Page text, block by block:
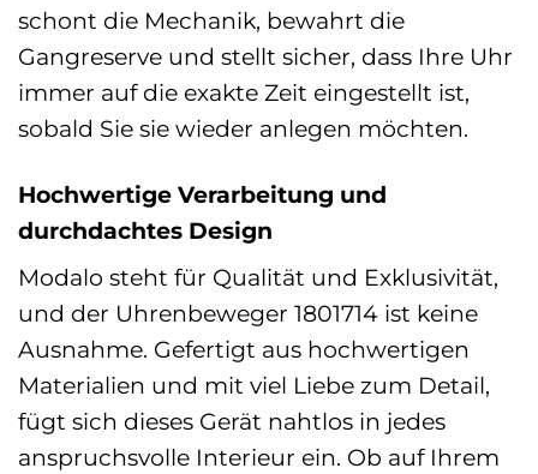
schont die Mechanik, bewahrt die
Gangreserve und stellt sicher, dass Ihre Uhr
immer auf die exakte Zeit eingestellt ist,
sobald Sie sie wieder anlegen möchten.
Hochwertige Verarbeitung und
durchdachtes Design
Modalo steht für Qualität und Exklusivität,
und der Uhrenbeweger 1801714 ist keine
Ausnahme. Gefertigt aus hochwertigen
Materialien und mit viel Liebe zum Detail,
fügt sich dieses Gerät nahtlos in jedes
anspruchsvolle Interieur ein. Ob auf Ihrem